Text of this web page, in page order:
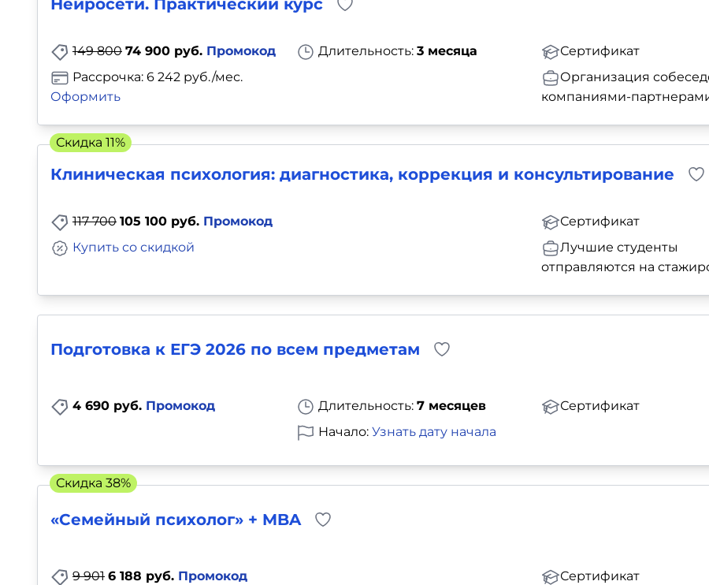
Нейросети. Практический курс
149 800 74 900 руб. Промокод Длительность: 3 месяца
Сертификат
Рассрочка: 6 242 руб./мес.
Оформить
Организация
компаниями-
Клиническая психология: диагностика, коррекция и консультирование
117 700 105 100 руб. Промокод
Сертификат
Купить со скидкой
Лучшие студенты
отправляются на
Скидка 11%
Подготовка к ЕГЭ 2026 по всем предметам
4 690 руб. Промокод Длительность: 7 месяцев
Сертификат
Начало: Узнать дату начала
«Семейный психолог» + MBA
9 901 6 188 руб. Промокод
Сертификат
Скидка 38%
Прочее
Репетиторы
Тесты на профориентацию